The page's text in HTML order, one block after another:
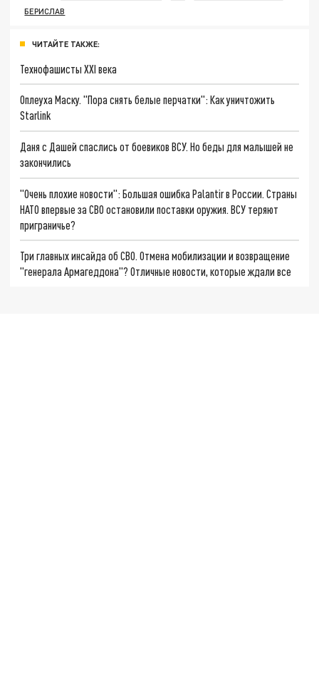
БЕРИСЛАВ
ЧИТАЙТЕ ТАКЖЕ:
Технофашисты XXI века
Оплеуха Маску. "Пора снять белые перчатки": Как уничтожить
Starlink
Даня с Дашей спаслись от боевиков ВСУ. Но беды для малышей не
закончились
"Очень плохие новости": Большая ошибка Palantir в России. Страны
НАТО впервые за СВО остановили поставки оружия. ВСУ теряют
приграничье?
Три главных инсайда об СВО. Отмена мобилизации и возвращение
"генерала Армагеддона"? Отличные новости, которые ждали все